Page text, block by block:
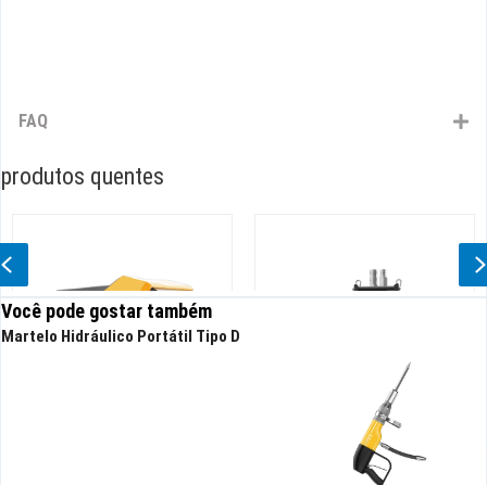
FAQ
produtos quentes
Bomba submersível hidráulica
Previous
Você pode gostar também
Martelo Hidráulico Portátil Tipo D